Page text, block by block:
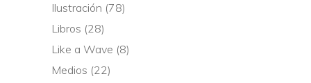
Ilustración (78)
Libros (28)
Like a Wave (8)
Medios (22)